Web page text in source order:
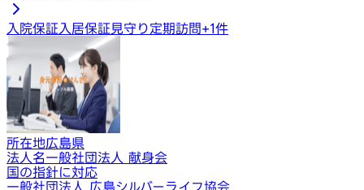
入院保証 入居保証見守り定期訪問+1件
所在地広島県
法人名一般社団法人 献身会
国の指針に対応
一般社団法人 広島シルバーライフ協会